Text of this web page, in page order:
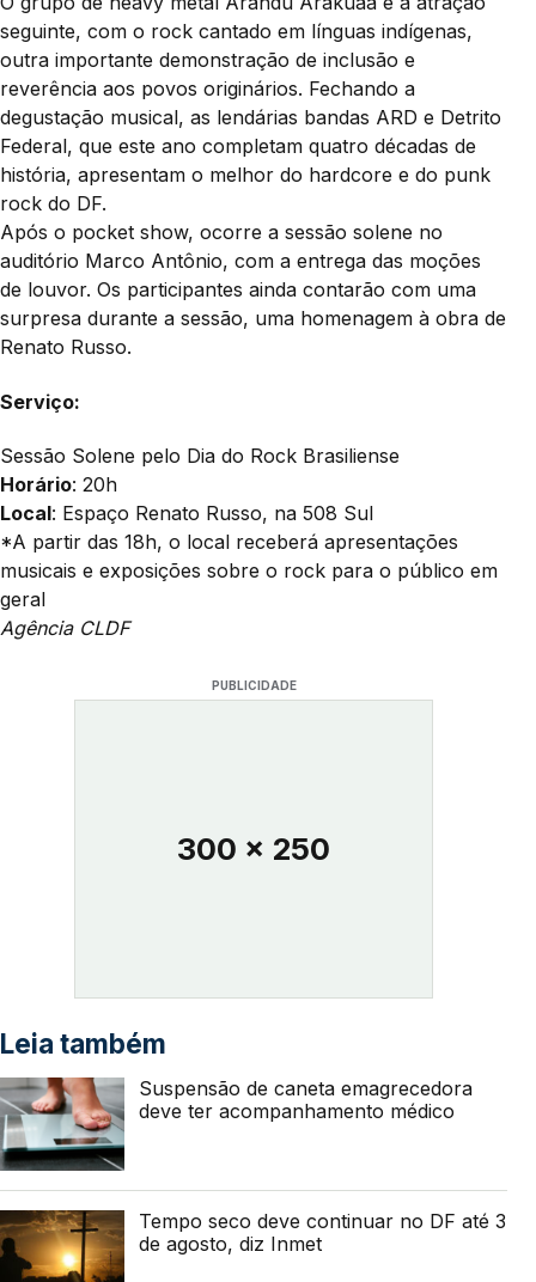
seguinte, com o rock cantado em línguas indígenas,
outra importante demonstração de inclusão e
reverência aos povos originários. Fechando a
degustação musical, as lendárias bandas ARD e Detrito
Federal, que este ano completam quatro décadas de
história, apresentam o melhor do hardcore e do punk
rock do DF.
Após o pocket show, ocorre a sessão solene no
auditório Marco Antônio, com a entrega das moções
de louvor. Os participantes ainda contarão com uma
surpresa durante a sessão, uma homenagem à obra de
Renato Russo.
Serviço:
Sessão Solene pelo Dia do Rock Brasiliense
Horário: 20h
Local: Espaço Renato Russo, na 508 Sul
*A partir das 18h, o local receberá apresentações
musicais e exposições sobre o rock para o público em
geral
Agência CLDF
PUBLICIDADE
300 x 250
Leia também
Suspensão de caneta emagrecedora
deve ter acompanhamento médico
Tempo seco deve continuar no DF até 3
de agosto, diz Inmet